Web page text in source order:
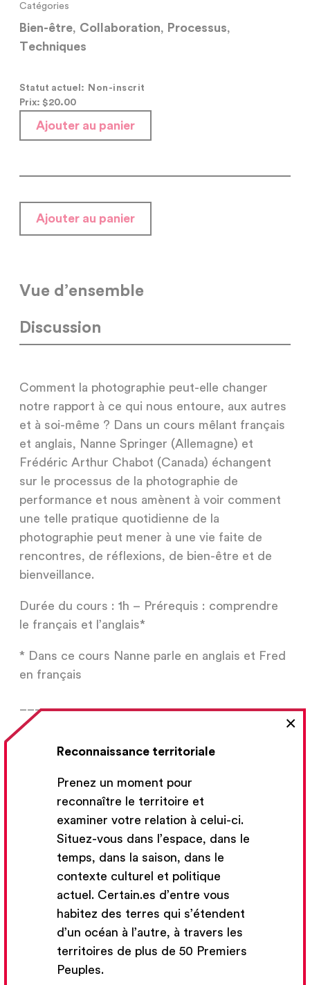
Reconnaissance territoriale
Prenez un moment pour
reconnaître le territoire et
examiner votre relation à celui-ci.
Situez-vous dans l’espace, dans le
temps, dans la saison, dans le
contexte culturel et politique
actuel. Certain.es d’entre vous
habitez des terres qui s’étendent
d’un océan à l’autre, à travers les
territoires de plus de 50 Premiers
Peuples.
×
Statut actuel:
Non-inscrit
Prix: $20.00
Ajouter au panier
Ajouter au panier
Vue d’ensemble
Discussion
Comment la photographie peut-elle changer
notre rapport à ce qui nous entoure, aux autres
et à soi-même ? Dans un cours mêlant français
et anglais, Nanne Springer (Allemagne) et
Frédéric Arthur Chabot (Canada) échangent
sur le processus de la photographie de
performance et nous amènent à voir comment
une telle pratique quotidienne de la
photographie peut mener à une vie faite de
rencontres, de réflexions, de bien-être et de
bienveillance.
Durée du cours : 1h – Prérequis : comprendre
le français et l’anglais*
* Dans ce cours Nanne parle en anglais et Fred
en français
___
www.lichtkammer.com
humain, est à la base de tout notre travail. Nous
souhaitons mettre l’accent sur toutes les
personnes avec lesquelles nous collaborons et
Catégories
Bien-être Collaboration Processus
Techniques